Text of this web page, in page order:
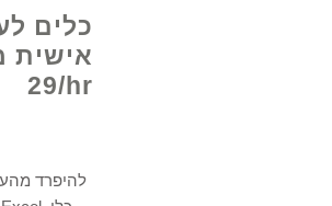
כלים
29/hr
להיפרד